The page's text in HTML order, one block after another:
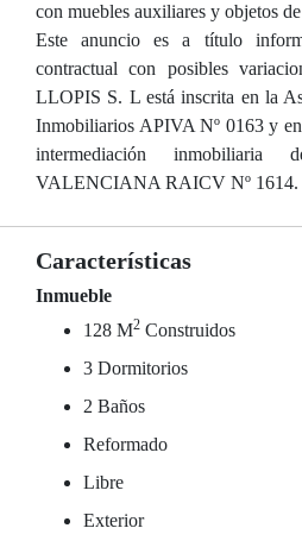
con muebles auxiliares y objetos
Este anuncio es a título
contractual con posibles
LLOPIS S. L está inscrita en la
Inmobiliarios APIVA Nº 0163 y
intermediación
VALENCIANA RAICV Nº 1614.
Características
Inmueble
128 M2 Construidos
3 Dormitorios
2 Baños
Reformado
Libre
Exterior